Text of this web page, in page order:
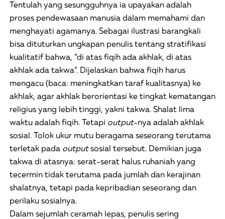
Tentulah yang sesungguhnya ia upayakan adalah
proses pendewasaan manusia dalam memahami dan
menghayati agamanya. Sebagai ilustrasi barangkali
bisa dituturkan ungkapan penulis tentang stratifikasi
kualitatif bahwa, “di atas fiqih ada akhlak, di atas
akhlak ada takwa”. Dijelaskan bahwa fiqih harus
mengacu (baca: meningkatkan taraf kualitasnya) ke
akhlak, agar akhlak berorientasi ke tingkat kematangan
religius yang lebih tinggi, yakni takwa. Shalat lima
waktu adalah fiqih. Tetapi output-nya adalah akhlak
sosial. Tolok ukur mutu beragama seseorang terutama
terletak pada outputsosial tersebut. Demikian juga
takwa di atasnya: serat-serat halus ruhaniah yang
tecermin tidak terutama pada jumlah dan kerajinan
shalatnya, tetapi pada kepribadian seseorang dan
perilaku sosialnya.
Dalam sejumlah ceramah lepas, penulis sering